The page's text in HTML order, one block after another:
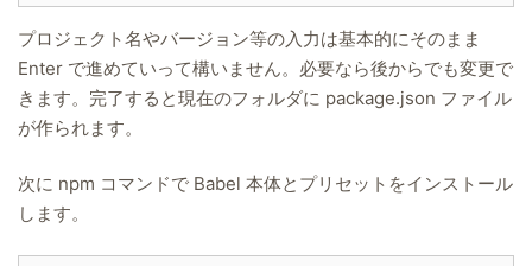
プロジェクト名やバージョン等の入力は基本的にそのまま
Enter で進めていって構いません。必要なら後からでも変更で
きます。完了すると現在のフォルダに package.json ファイル
が作られます。
次に npm コマンドで Babel 本体とプリセットをインストール
します。